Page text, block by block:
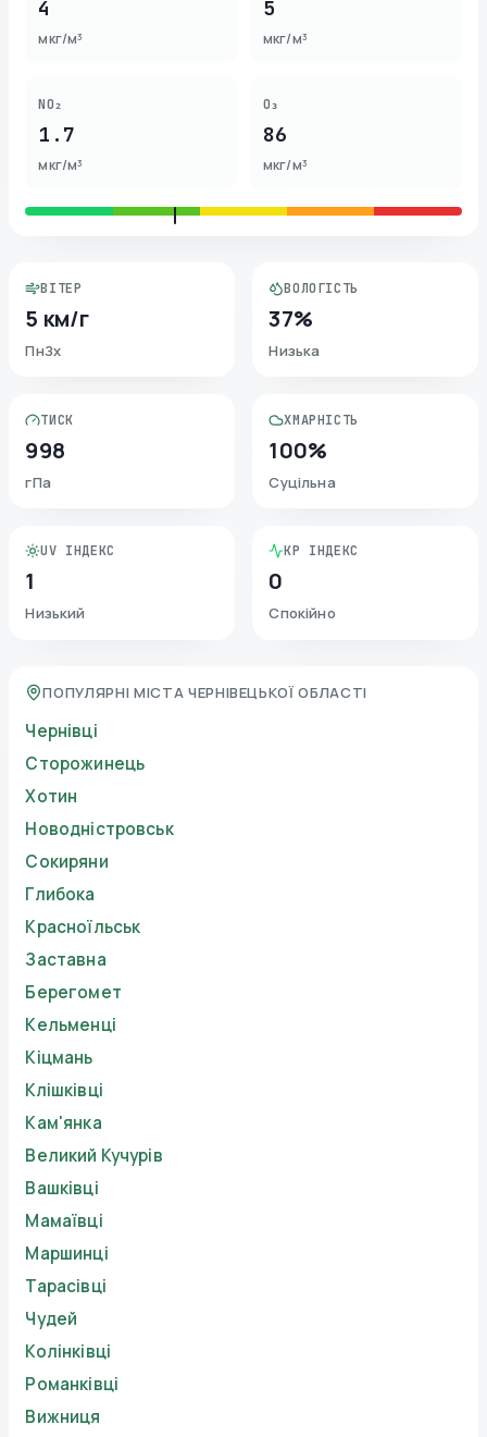
4
мкг/м³
5
мкг/м³
NO₂
1.7
мкг/м³
O₃
86
мкг/м³
ВІТЕР
5 км/г
ПнЗх
ВОЛОГІСТЬ
37%
Низька
ТИСК
998
гПа
ХМАРНІСТЬ
100%
Суцільна
UV ІНДЕКС
1
Низький
KP ІНДЕКС
0
Спокійно
ПОПУЛЯРНІ МІСТА ЧЕРНІВЕЦЬКОЇ ОБЛАСТІ
Чернівці
Сторожинець
Хотин
Новодністровськ
Сокиряни
Глибока
Красноїльськ
Заставна
Берегомет
Кельменці
Кіцмань
Клішківці
Кам'янка
Великий Кучурів
Вашківці
Мамаївці
Маршинці
Тарасівці
Чудей
Колінківці
Романківці
Вижниця